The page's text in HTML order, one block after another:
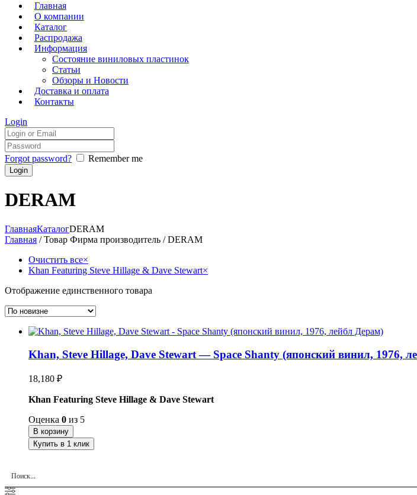
Главная
О компании
Каталог
Распродажа
Информация
Состояние виниловых пластинок
Статьи
Обзоры и Новости
Доставка и оплата
Контакты
Login
Forgot password? Remember me
DERAM
ГлавнаяКаталогDERAM
Главная / Товар Фирма производитель / DERAM
Очистить все×
Khan Featuring Steve Hillage & Dave Stewart×
Отображение единственного товара
Khan, Steve Hillage, Dave Stewart — Space Shanty (японский винил, 1976,
18,180 ₽
Khan Featuring Steve Hillage & Dave Stewart
Оценка 0 из 5
В корзину
Купить в 1 клик